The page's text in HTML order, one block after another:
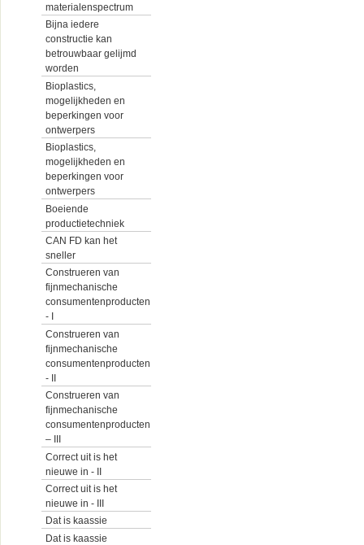
materialenspectrum
Bijna iedere
constructie kan
betrouwbaar gelijmd
worden
Bioplastics,
mogelijkheden en
beperkingen voor
ontwerpers
Bioplastics,
mogelijkheden en
beperkingen voor
ontwerpers
Boeiende
productietechniek
CAN FD kan het
sneller
Construeren van
fijnmechanische
consumentenproducten
- I
Construeren van
fijnmechanische
consumentenproducten
- II
Construeren van
fijnmechanische
consumentenproducten
– III
Correct uit is het
nieuwe in - II
Correct uit is het
nieuwe in - III
Dat is kaassie
Dat is kaassie